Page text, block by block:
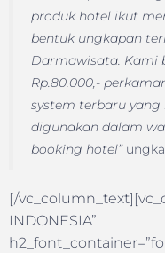
produk hotel ikut
bentuk ungkapan
Darmawisata. Kami
Rp.80.000,-
system terbaru
digunakan dalam
booking hotel”
[/
INDONESIA”